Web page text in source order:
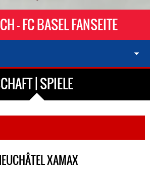
- FC BASEL FANSEITE
| SPIELE
XAMAX